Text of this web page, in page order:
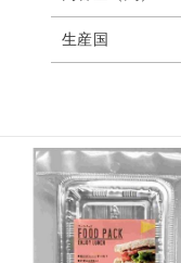
生産国